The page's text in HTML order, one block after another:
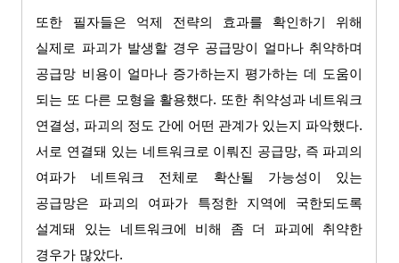
또한 필자들은 억제 전략의 효과를 확인하기 위해
실제로 파괴가 발생할 경우 공급망이 얼마나 취약하며
공급망 비용이 얼마나 증가하는지 평가하는 데 도움이
되는 또 다른 모형을 활용했다. 또한 취약성과 네트워크
연결성, 파괴의 정도 간에 어떤 관계가 있는지 파악했다.
서로 연결돼 있는 네트워크로 이뤄진 공급망, 즉 파괴의
여파가 네트워크 전체로 확산될 가능성이 있는
공급망은 파괴의 여파가 특정한 지역에 국한되도록
설계돼 있는 네트워크에 비해 좀 더 파괴에 취약한
경우가 많았다.